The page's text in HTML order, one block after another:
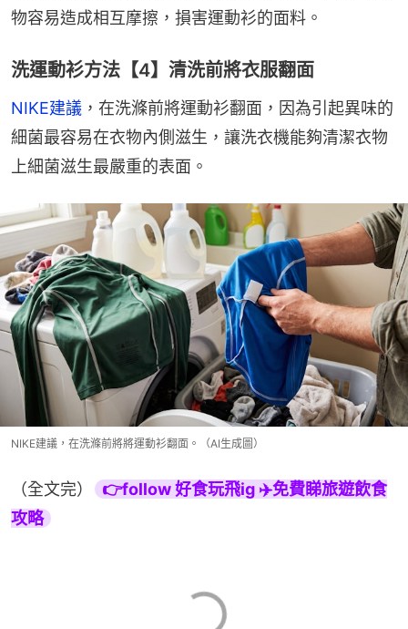
物容易造成相互摩擦，損害運動衫的面料。
洗運動衫方法【4】清洗前將衣服翻面
NIKE建議 ，在洗滌前將運動衫翻面，因為引起異味的
細菌最容易在衣物內側滋生，讓洗衣機能夠清潔衣物
上細菌滋生最嚴重的表面。
NIKE建議，在洗滌前將將運動衫翻面。（AI生成圖）
（全文完）
👉follow 好食玩飛ig ✈️免費睇旅遊飲食
攻略